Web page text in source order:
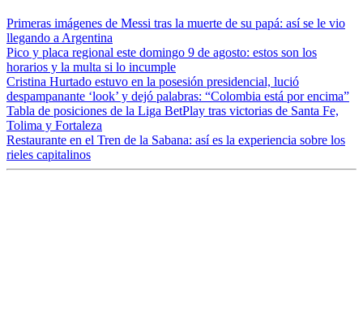
Primeras imágenes de Messi tras la muerte de su papá: así se le vio
llegando a Argentina
Pico y placa regional este domingo 9 de agosto: estos son los
horarios y la multa si lo incumple
Cristina Hurtado estuvo en la posesión presidencial, lució
despampanante ‘look’ y dejó palabras: “Colombia está por encima”
Tabla de posiciones de la Liga BetPlay tras victorias de Santa Fe,
Tolima y Fortaleza
Restaurante en el Tren de la Sabana: así es la experiencia sobre los
rieles capitalinos